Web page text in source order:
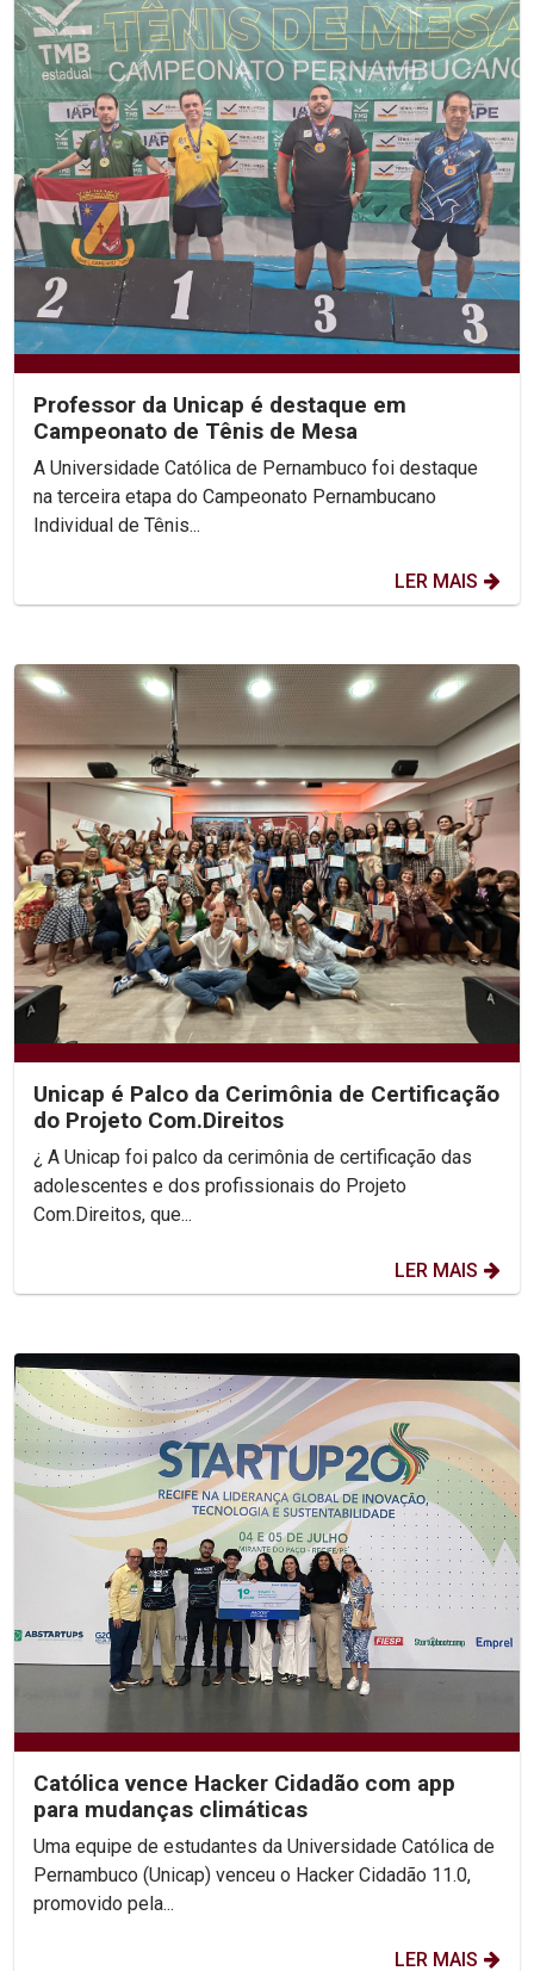
Professor da Unicap é destaque em
Campeonato de Tênis de Mesa
A Universidade Católica de Pernambuco foi destaque
na terceira etapa do Campeonato Pernambucano
Individual de Tênis...
LER MAIS
Unicap é Palco da Cerimônia de Certificação
do Projeto Com.Direitos
¿ A Unicap foi palco da cerimônia de certificação das
adolescentes e dos profissionais do Projeto
Com.Direitos, que...
LER MAIS
Católica vence Hacker Cidadão com app
para mudanças climáticas
Uma equipe de estudantes da Universidade Católica de
Pernambuco (Unicap) venceu o Hacker Cidadão 11.0,
promovido pela...
LER MAIS